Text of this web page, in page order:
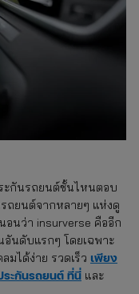
ะกันรถยนต์ชั้นไหนตอบ
ถยนต์จากหลายๆ แห่งดู
นว่า insurverse คืออีก
นดับแรกๆ โดยเฉพาะ
มได้ง่าย รวดเร็ว เพียง
ระกันรถยนต์ ที่นี่ และ